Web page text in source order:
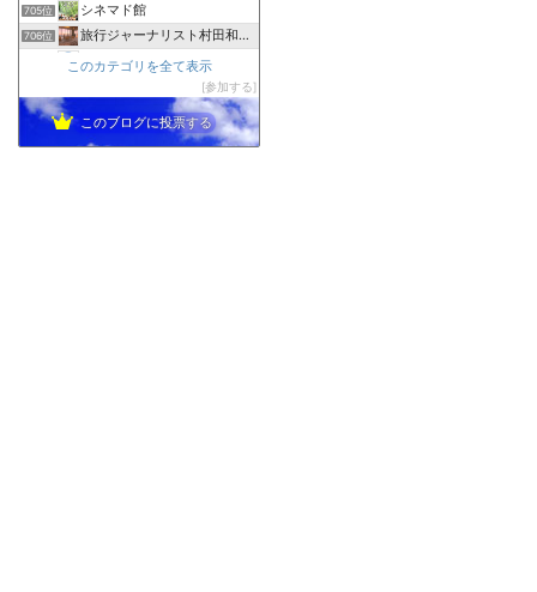
705位 シネマド館
706位 旅行ジャーナリスト村田和子のブログ
東南アジア半年生活の旅行記と食べ歩きグルメ地図
えりおのトラベルブログ
このカテゴリを全て表示
参加する
このブログに投票する